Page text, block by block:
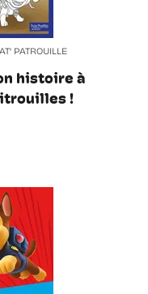
PATROUILLE
histoire à
!